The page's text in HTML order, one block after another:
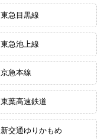
東急目黒線
東急池上線
京急本線
東葉高速鉄道
新交通ゆりかもめ